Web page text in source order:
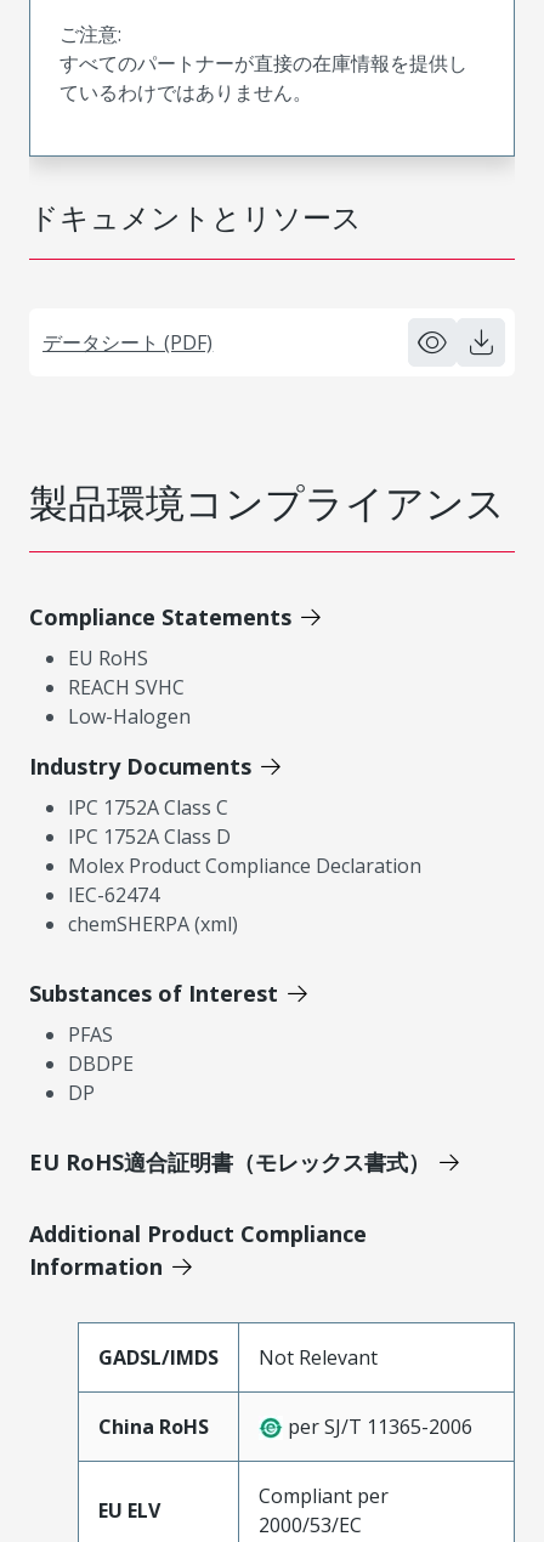
ドキュメントとリソース
データシート (PDF)
ご注意:
すべてのパートナーが直接の在庫情報を提供し
ているわけではありません。
製品環境コンプライアンス
Compliance Statements
EU RoHS
REACH SVHC
Low-Halogen
Industry Documents
IPC 1752A Class C
IPC 1752A Class D
Molex Product Compliance Declaration
IEC-62474
chemSHERPA (xml)
Substances of Interest
PFAS
DBDPE
DP
EU RoHS適合証明書（モレックス書式）
Additional Product Compliance
Information
GADSL/IMDS Not Relevant
China RoHS per SJ/T 11365-2006
EU ELV
Compliant per
2000/53/EC